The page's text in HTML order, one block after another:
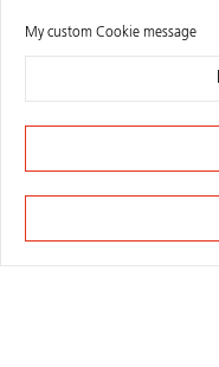
My custom Cookie message